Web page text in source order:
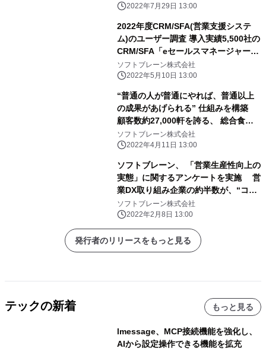
2022年7月29日 13:00
2022年度CRM/SFA(営業支援システ
ム)のユーザー調査 導入実績5,500社の
CRM/SFA「eセールスマネージャー」
5年連続 総合満足度No.1を獲得！
ソフトブレーン株式会社
2022年5月10日 13:00
“普通の人が普通にやれば、普通以上
の成果があげられる” 仕組みを構築
顧客数約27,000軒を誇る、 総合食品
卸「プレコフーズ」の営業DX事例を公
開！ 累計導入数5,500社を誇る ソフト
が支援
ソフトブレーン株式会社
2022年4月11日 13:00
ソフトブレーン、 「営業生産性向上の
実態」に関するアンケートを実施 営
業DX取り組み企業の約半数が、“コロ
ナきっかけ”！ 約40％の企業「総合的
にみると生産性が下がった・変化な
し」
ソフトブレーン株式会社
2022年2月8日 13:00
発行者のリリースをもっと見る
テックの新着 もっと見る
lmessage、MCP接続機能を強化し、
AIから設定操作できる機能を拡充